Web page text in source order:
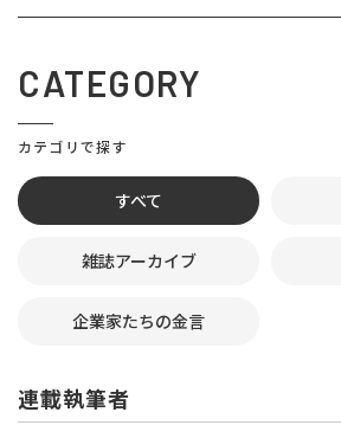
CATEGORY
カテゴリで探す
すべて
雑誌アーカイブ
企業家たちの金言
連載執筆者